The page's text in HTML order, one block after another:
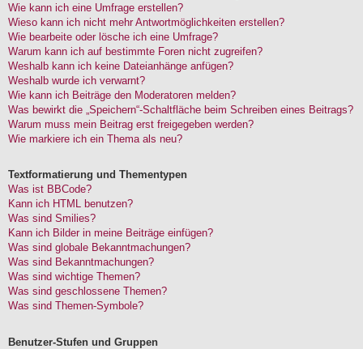
Wie kann ich eine Umfrage erstellen?
Wieso kann ich nicht mehr Antwortmöglichkeiten erstellen?
Wie bearbeite oder lösche ich eine Umfrage?
Warum kann ich auf bestimmte Foren nicht zugreifen?
Weshalb kann ich keine Dateianhänge anfügen?
Weshalb wurde ich verwarnt?
Wie kann ich Beiträge den Moderatoren melden?
Was bewirkt die „Speichern“-Schaltfläche beim Schreiben eines Beitrags?
Warum muss mein Beitrag erst freigegeben werden?
Wie markiere ich ein Thema als neu?
Textformatierung und Thementypen
Was ist BBCode?
Kann ich HTML benutzen?
Was sind Smilies?
Kann ich Bilder in meine Beiträge einfügen?
Was sind globale Bekanntmachungen?
Was sind Bekanntmachungen?
Was sind wichtige Themen?
Was sind geschlossene Themen?
Was sind Themen-Symbole?
Benutzer-Stufen und Gruppen